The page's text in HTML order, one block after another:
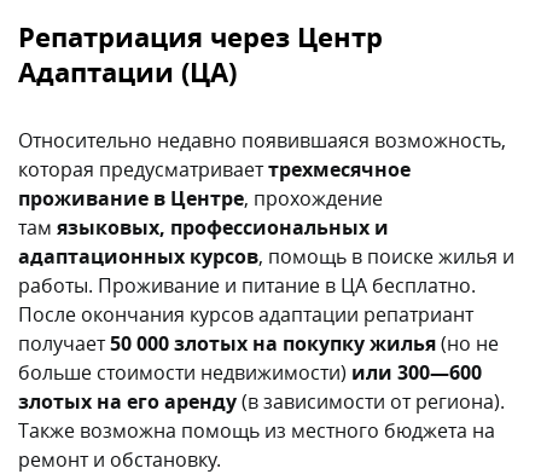
Репатриация через Центр
Адаптации (ЦА)
Относительно недавно появившаяся возможность,
которая предусматриваеттрехмесячное
проживание в Центре, прохождение
там языковых, профессиональных и
адаптационных курсов, помощь в поиске жилья и
работы. Проживание и питание в ЦА бесплатно.
После окончания курсов адаптации репатриант
получает50 000 злотых на покупку жилья(но не
больше стоимости недвижимости) или 300—600
злотых на его аренду(в зависимости от региона).
Также возможна помощь из местного бюджета на
ремонт и обстановку.